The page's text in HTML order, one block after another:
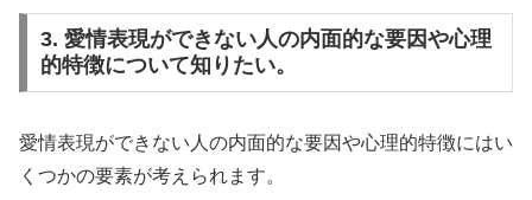
3. 愛情表現ができない人の内面的な要因や心理
的特徴について知りたい。
愛情表現ができない人の内面的な要因や心理的特徴にはい
くつかの要素が考えられます。